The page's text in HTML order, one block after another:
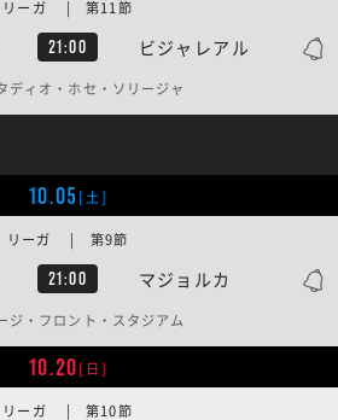
21:00 ビジャレアル
リーガ | 第11節
ディオ・ホセ・ソリージャ
10.05[土]
21:00 マジョルカ
リーガ | 第9節
ジ・フロント・スタジアム
10.20[日]
リーガ | 第10節